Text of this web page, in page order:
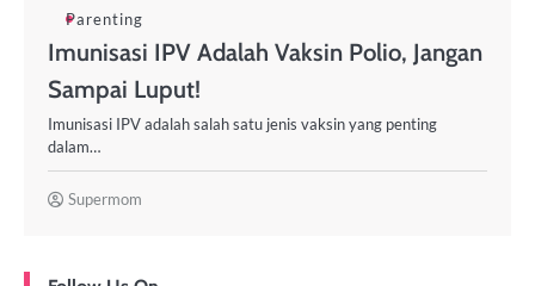
Parenting
Imunisasi IPV Adalah Vaksin Polio, Jangan
Sampai Luput!
Imunisasi IPV adalah salah satu jenis vaksin yang penting
dalam…
Supermom